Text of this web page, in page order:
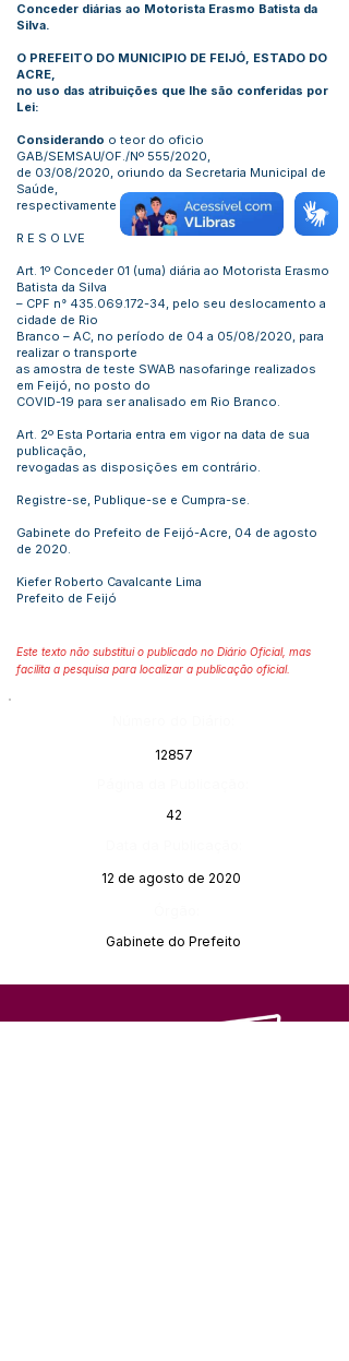
Conceder diárias ao Motorista Erasmo Batista da
Silva.
O PREFEITO DO MUNICIPIO DE FEIJÓ, ESTADO DO
ACRE,
no uso das atribuições que lhe são conferidas por
Lei:
Considerando o teor do oficio
GAB/SEMSAU/OF./Nº 555/2020,
de 03/08/2020, oriundo da Secretaria Municipal de
Saúde,
respectivamente com Propostas de Viagem.
R E S O LVE
Art. 1º Conceder 01 (uma) diária ao Motorista Erasmo
Batista da Silva
– CPF n° 435.069.172-34, pelo seu deslocamento a
cidade de Rio
Branco – AC, no período de 04 a 05/08/2020, para
realizar o transporte
as amostra de teste SWAB nasofaringe realizados
em Feijó, no posto do
COVID-19 para ser analisado em Rio Branco.
Art. 2º Esta Portaria entra em vigor na data de sua
publicação,
revogadas as disposições em contrário.
Registre-se, Publique-se e Cumpra-se.
Gabinete do Prefeito de Feijó-Acre, 04 de agosto
de 2020.
Kiefer Roberto Cavalcante Lima
Prefeito de Feijó
Este texto não substitui o publicado no Diário Oficial, mas
facilita a pesquisa para localizar a publicação oficial.
12857
42
12 de agosto de 2020
Gabinete do Prefeito